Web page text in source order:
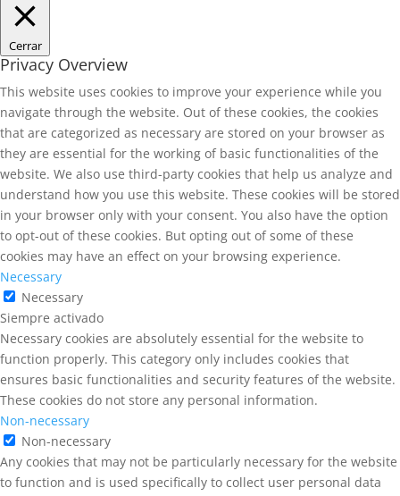
Cerrar
Privacy Overview
This website uses cookies to improve your experience while you
navigate through the website. Out of these cookies, the cookies
that are categorized as necessary are stored on your browser as
they are essential for the working of basic functionalities of the
website. We also use third-party cookies that help us analyze and
understand how you use this website. These cookies will be stored
in your browser only with your consent. You also have the option
to opt-out of these cookies. But opting out of some of these
cookies may have an effect on your browsing experience.
Necessary
Necessary
Siempre activado
Necessary cookies are absolutely essential for the website to
function properly. This category only includes cookies that
ensures basic functionalities and security features of the website.
These cookies do not store any personal information.
Non-necessary
Non-necessary
Any cookies that may not be particularly necessary for the website
to function and is used specifically to collect user personal data